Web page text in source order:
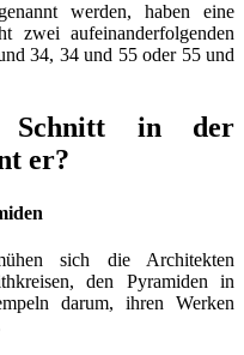
werden, haben eine
zwei aufeinanderfolgenden
34, 34 und 55 oder 55 und
in der
er?
sich die Architekten
den Pyramiden in
darum, ihren Werken